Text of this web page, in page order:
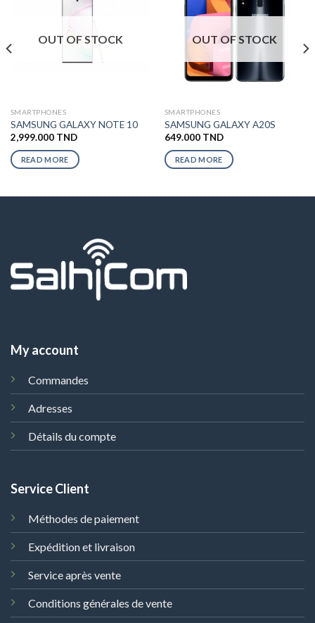
OUT OF STOCK
SMARTPHONES
SAMSUNG GALAXY NOTE 10
2,999.000 TND
READ MORE
OUT OF STOCK
SMARTPHONES
SAMSUNG GALAXY A20S
649.000 TND
READ MORE
My account
Commandes
Adresses
Détails du compte
Service Client
Méthodes de paiement
Expédition et livraison
Service après vente
Conditions générales de vente